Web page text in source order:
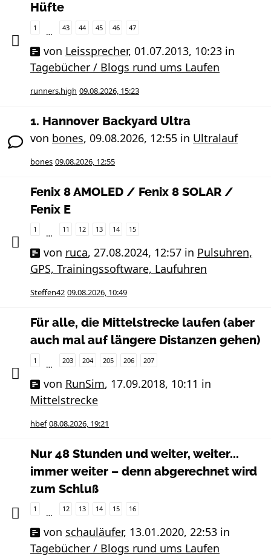
Hüfte
1 … 43 44 45 46 47
von Leissprecher, 01.07.2013, 10:23 in
Tagebücher / Blogs rund ums Laufen
runners.high 09.08.2026, 15:23
1. Hannover Backyard Ultra
von bones, 09.08.2026, 12:55 in Ultralauf
bones 09.08.2026, 12:55
Fenix 8 AMOLED / Fenix 8 SOLAR /
Fenix E
1 … 11 12 13 14 15
von ruca, 27.08.2024, 12:57 in Pulsuhren,
GPS, Trainingssoftware, Laufuhren
Steffen42 09.08.2026, 10:49
Für alle, die Mittelstrecke laufen (aber
auch mal auf längere Distanzen gehen)
1 … 203 204 205 206 207
von RunSim, 17.09.2018, 10:11 in
Mittelstrecke
hbef 08.08.2026, 19:21
Nur 48 Stunden und weiter, weiter...
immer weiter – denn abgerechnet wird
zum Schluß
1 … 12 13 14 15 16
von schauläufer, 13.01.2020, 22:53 in
Tagebücher / Blogs rund ums Laufen